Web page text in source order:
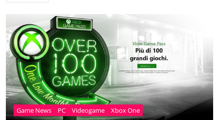
Game News PC Videogame Xbox One